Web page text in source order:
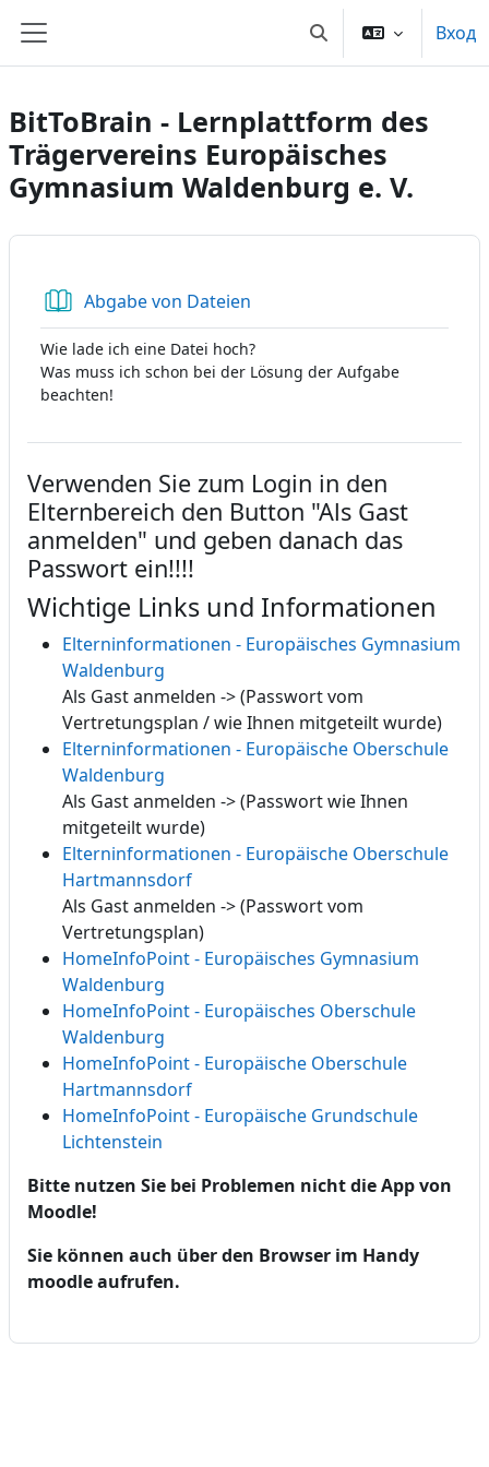
Боковая панель Изменить данные
Вход
BitToBrain - Lernplattform des
Trägervereins Europäisches
Gymnasium Waldenburg e. V.
Abgabe von Dateien
Wie lade ich eine Datei hoch?
Was muss ich schon bei der Lösung der Aufgabe
beachten!
Verwenden Sie zum Login in den
Elternbereich den Button "Als Gast
anmelden" und geben danach das
Passwort ein!!!!
Wichtige Links und Informationen
Elterninformationen - Europäisches Gymnasium
Waldenburg
Als Gast anmelden -> (Passwort vom
Vertretungsplan / wie Ihnen mitgeteilt wurde)
Elterninformationen - Europäische Oberschule
Waldenburg
Als Gast anmelden -> (Passwort wie Ihnen
mitgeteilt wurde)
Elterninformationen - Europäische Oberschule
Hartmannsdorf
Als Gast anmelden -> (Passwort vom
Vertretungsplan)
HomeInfoPoint - Europäisches Gymnasium
Waldenburg
HomeInfoPoint - Europäisches Oberschule
Waldenburg
HomeInfoPoint - Europäische Oberschule
Hartmannsdorf
HomeInfoPoint - Europäische Grundschule
Lichtenstein
Bitte nutzen Sie bei Problemen nicht die App von
Moodle!
Sie können auch über den Browser im Handy
moodle aufrufen.